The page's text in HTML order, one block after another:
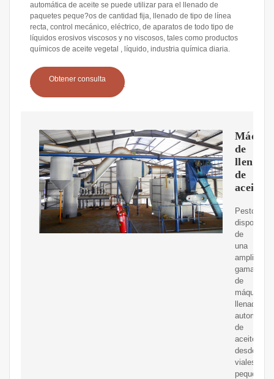
automática de aceite se puede utilizar para el llenado de
paquetes peque?os de cantidad fija, llenado de tipo de línea
recta, control mecánico, eléctrico, de aparatos de todo tipo de
líquidos erosivos viscosos y no viscosos, tales como productos
químicos de aceite vegetal , líquido, industria química diaria.
Obtener consulta
de
llenado
de
aceite
Pestopack
dispone
de
una
amplia
gama
de
máquinas
llenadoras
de
aceite,
desde
viales
peque?